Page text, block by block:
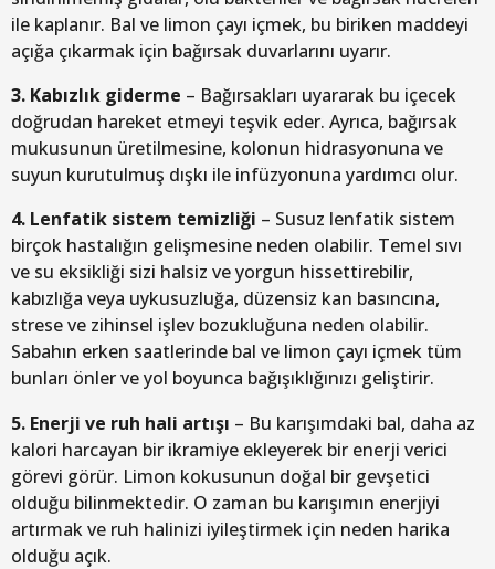
ile kaplanır. Bal ve limon çayı içmek, bu biriken maddeyi
açığa çıkarmak için bağırsak duvarlarını uyarır.
3. Kabızlık giderme – Bağırsakları uyararak bu içecek
doğrudan hareket etmeyi teşvik eder. Ayrıca, bağırsak
mukusunun üretilmesine, kolonun hidrasyonuna ve
suyun kurutulmuş dışkı ile infüzyonuna yardımcı olur.
4. Lenfatik sistem temizliği – Susuz lenfatik sistem
birçok hastalığın gelişmesine neden olabilir. Temel sıvı
ve su eksikliği sizi halsiz ve yorgun hissettirebilir,
kabızlığa veya uykusuzluğa, düzensiz kan basıncına,
strese ve zihinsel işlev bozukluğuna neden olabilir.
Sabahın erken saatlerinde bal ve limon çayı içmek tüm
bunları önler ve yol boyunca bağışıklığınızı geliştirir.
5. Enerji ve ruh hali artışı – Bu karışımdaki bal, daha az
kalori harcayan bir ikramiye ekleyerek bir enerji verici
görevi görür. Limon kokusunun doğal bir gevşetici
olduğu bilinmektedir. O zaman bu karışımın enerjiyi
artırmak ve ruh halinizi iyileştirmek için neden harika
olduğu açık.